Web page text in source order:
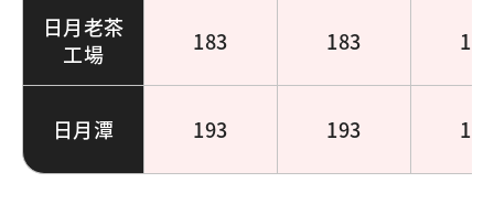
日月老茶
工場
183 183 183
日月潭 193 193 193